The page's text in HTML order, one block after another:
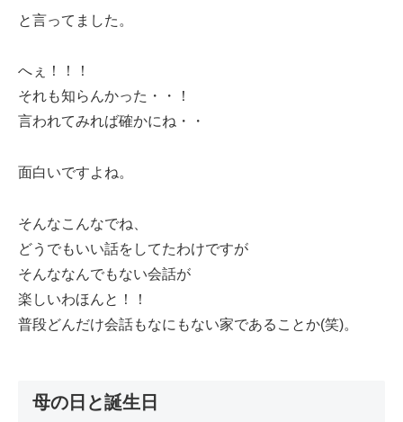
と言ってました。
へぇ！！！
それも知らんかった・・！
言われてみれば確かにね・・
面白いですよね。
そんなこんなでね、
どうでもいい話をしてたわけですが
そんななんでもない会話が
楽しいわほんと！！
普段どんだけ会話もなにもない家であることか(笑)。
母の日と誕生日